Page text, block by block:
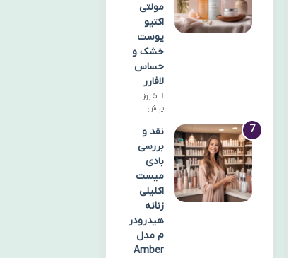
مولتی
اکتیو
پوست
خشک و
حساس
لافارر
5 روز
پیش
نقد و
بررسی
بادی
میست
اکلیلی
زنانه
هیدرودر
م مدل
Amber